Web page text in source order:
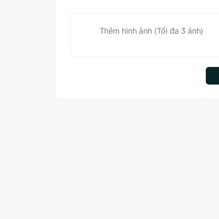
Thêm hình ảnh (Tối đa 3 ảnh)